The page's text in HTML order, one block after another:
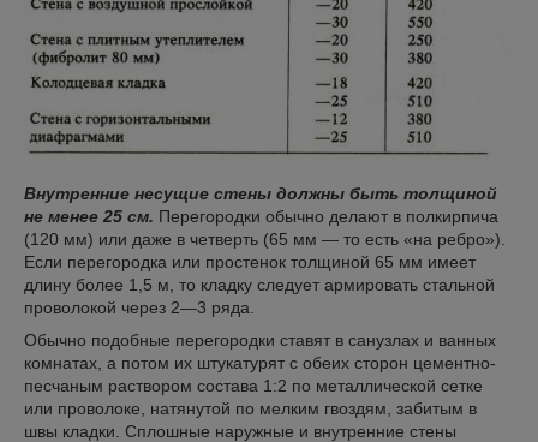
Внутренние несущие стены должны быть толщиной
не менее 25 см. Перегородки обычно делают в полкирпича
(120 мм) или даже в четверть (65 мм — то есть «на ребро»).
Если перегородка или простенок толщиной 65 мм имеет
длину более 1,5 м, то кладку следует армировать стальной
проволокой через 2—3 ряда.
Обычно подобные перегородки ставят в санузлах и ванных
комнатах, а потом их штукатурят с обеих сторон цементно-
песчаным раствором состава 1:2 по металлической сетке
или проволоке, натянутой по мелким гвоздям, забитым в
швы кладки. Сплошные наружные и внутренние стены